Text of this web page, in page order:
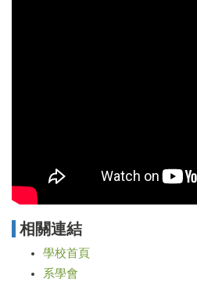
相關連結
學校首頁
系學會